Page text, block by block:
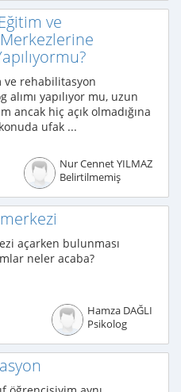
ve
ve rehabilitasyon
yapılıyor mu, uzun
ancak hiç açık olmadığına
ufak ...
Nur Cennet YILMAZ
Belirtilmemiş
açarken bulunması
neler acaba?
Hamza DAĞLI
Psikolog